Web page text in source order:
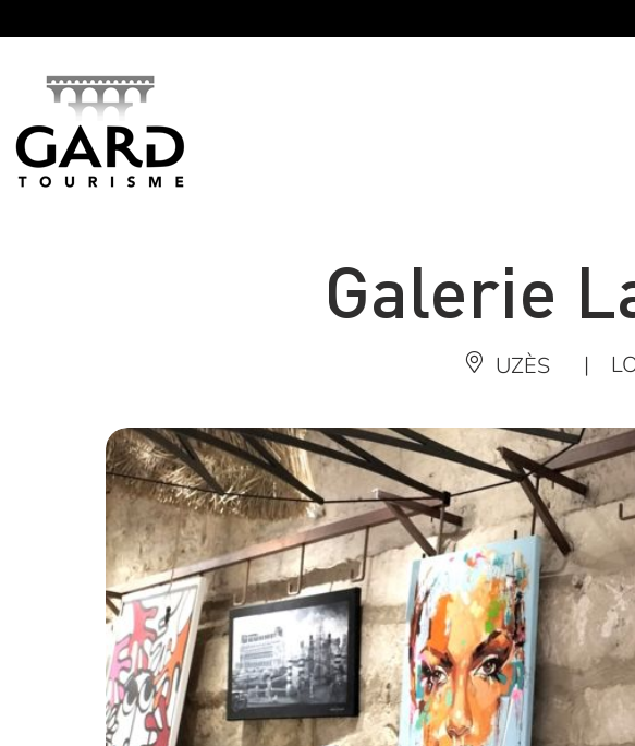
Galerie
UZÈS |